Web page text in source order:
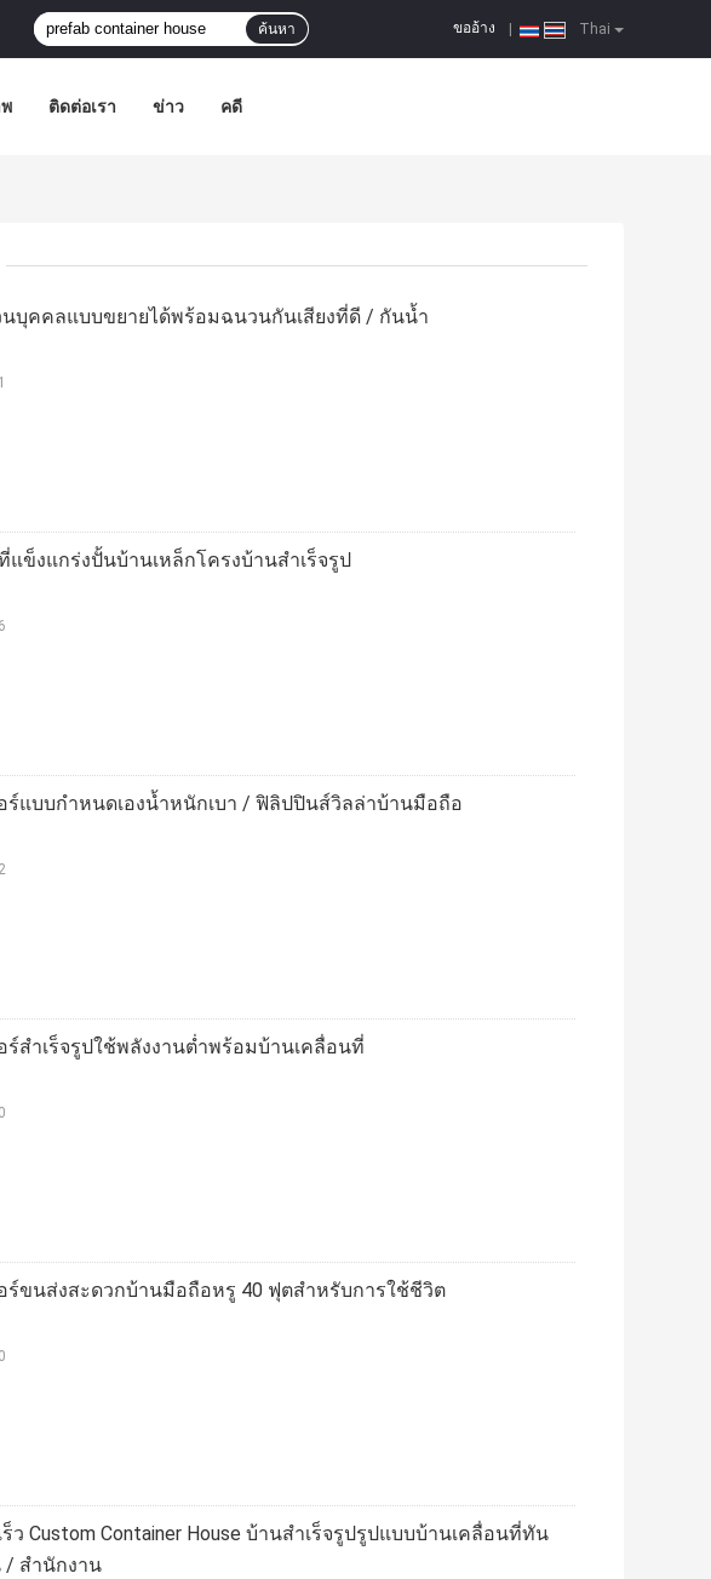
Thai
ขออ้าง
ค้นหา
ติดต่อเรา ข่าว คดี
นบุคคลแบบขยายได้พร้อมฉนวนกันเสียงที่ดี / กันน้ำ
ข็งแกร่งปั้นบ้านเหล็กโครงบ้านสำเร็จรูป
ร์แบบกำหนดเองน้ำหนักเบา / ฟิลิปปินส์วิลล่าบ้านมือถือ
ร์สำเร็จรูปใช้พลังงานต่ำพร้อมบ้านเคลื่อนที่
ร์ขนส่งสะดวกบ้านมือถือหรู 40 ฟุตสำหรับการใช้ชีวิต
ว Custom Container House บ้านสำเร็จรูปรูปแบบบ้านเคลื่อนที่ทัน
/ สำนักงาน